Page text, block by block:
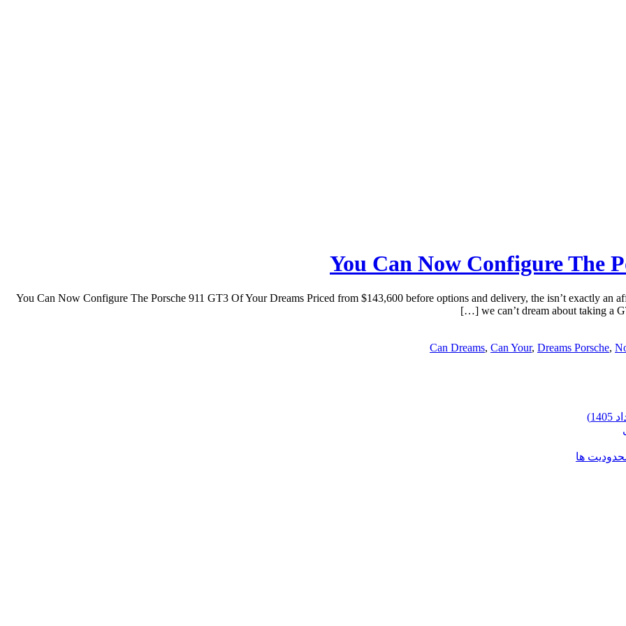
You Can Now Configure The
You Can Now Configure The Porsche 911 GT3 Of Your Dreams Priced from $143,600 before options and delivery, the isn’t exactly an
we can’t dream about taking a
Can Dreams, Can Your, Dreams Porsche,
ها